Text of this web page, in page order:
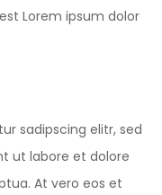
Lorem ipsum dolor
sadipscing elitr, sed
ut labore et dolore
At vero eos et